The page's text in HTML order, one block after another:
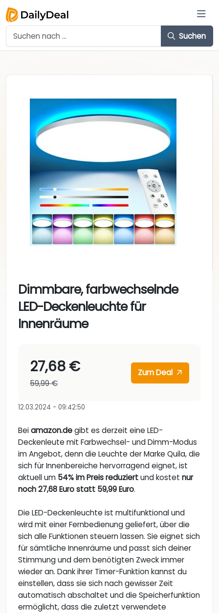
Suchen
Dimmbare, farbwechselnde
LED-Deckenleuchte für
Innenräume
27,68 €
59,99 €
Zum Deal
12.03.2024 - 09:42:50
Beiamazon.degibt es derzeit eine LED-
Deckenleute mit Farbwechsel- und Dimm-Modus
im Angebot, denn die Leuchte der Marke Quila, die
sich für Innenbereiche hervorragend eignet, ist
aktuell um 54% im Preis reduziertund kostet nur
noch 27,68 Euro statt 59,99 Euro.
Die LED-Deckenleuchte ist multifunktional und
wird mit einer Fernbedienung geliefert, über die
sich alle Funktionen steuern lassen. Sie eignet sich
für sämtliche Innenräume und passt sich deiner
Stimmung und dem benötigten Zweck immer
wieder an. Dank ihrer Timer-Funktion kannst du
einstellen, dass sie sich nach gewisser Zeit
automatisch abschaltet und die Speicherfunktion
ermöglicht, dass die zuletzt verwendete